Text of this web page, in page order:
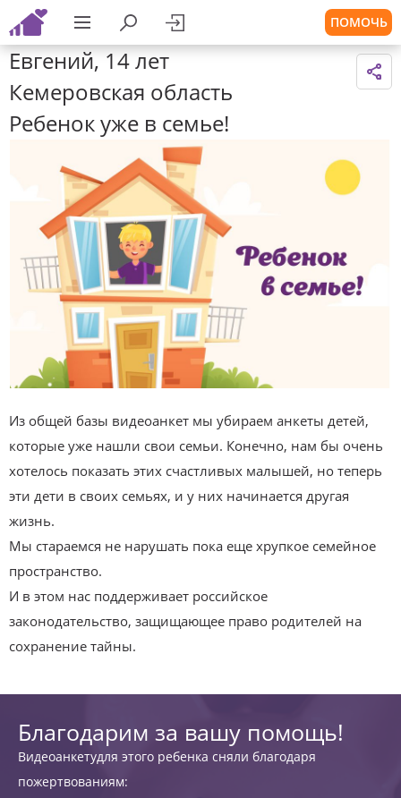
ПОМОЧЬ
Евгений, 14 лет
Кемеровская область
Ребенок уже в семье!
Из общей базы видеоанкет мы убираем анкеты детей,
которые уже нашли свои семьи. Конечно, нам бы очень
хотелось показать этих счастливых малышей, но теперь
эти дети в своих семьях, и у них начинается другая
жизнь.
Мы стараемся не нарушать пока еще хрупкое семейное
пространство.
И в этом нас поддерживает российское
законодательство, защищающее право родителей на
сохранение тайны.
Благодарим за вашу помощь!
Видеоанкетудля этого ребенка сняли благодаря
пожертвованиям: